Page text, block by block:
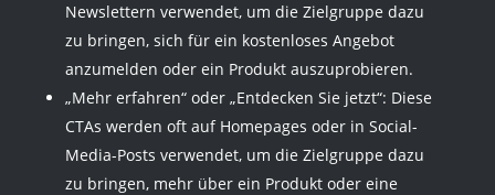
Newslettern verwendet, um die Zielgruppe dazu
zu bringen, sich für ein kostenloses Angebot
anzumelden oder ein Produkt auszuprobieren.
„Mehr erfahren“ oder „Entdecken Sie jetzt“: Diese
CTAs werden oft auf Homepages oder in Social-
Media-Posts verwendet, um die Zielgruppe dazu
zu bringen, mehr über ein Produkt oder eine